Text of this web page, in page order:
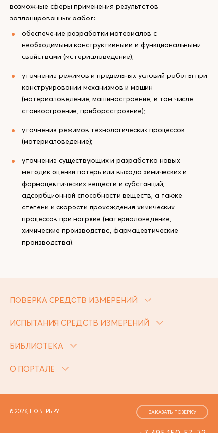
возможные сферы применения результатов
запланированных работ:
обеспечение разработки материалов с
необходимыми конструктивными и функциональными
свойствами (материаловедение);
уточнение режимов и предельных условий работы при
конструировании механизмов и машин
(материаловедение, машиностроение, в том числе
станкостроение, приборостроение);
уточнение режимов технологических процессов
(материаловедение);
уточнение существующих и разработка новых
методик оценки потерь или выхода химических и
фармацевтических веществ и субстанций,
адсорбционной способности веществ, а также
степени и скорости прохождения химических
процессов при нагреве (материаловедение,
химические производства, фармацевтические
производства).
ПОВЕРКА СРЕДСТВ ИЗМЕРЕНИЙ
ИСПЫТАНИЯ СРЕДСТВ ИЗМЕРЕНИЙ
БИБЛИОТЕКА
О ПОРТАЛЕ
© 2026, ПОВЕРЬ.РУ ЗАКАЗАТЬ ПОВЕРКУ